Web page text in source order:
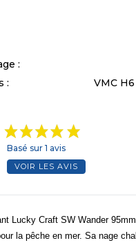
:
:
VMC
Basé sur 1 avis
VOIR LES AVIS
Lucky Craft SW Wander
la pêche en mer. Sa nage